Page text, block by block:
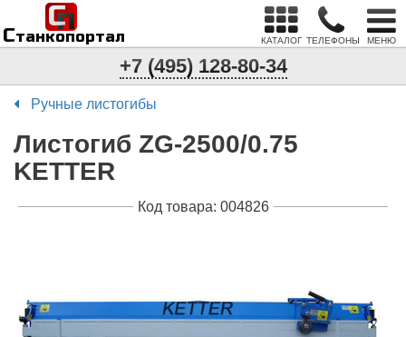
Станкопортал
п
С
КАТАЛОГ ТЕЛЕФОНЫ МЕНЮ
+7 (495) 128-80-34
Ручные листогибы
Листогиб ZG-2500/0.75
KETTER
Код товара: 004826